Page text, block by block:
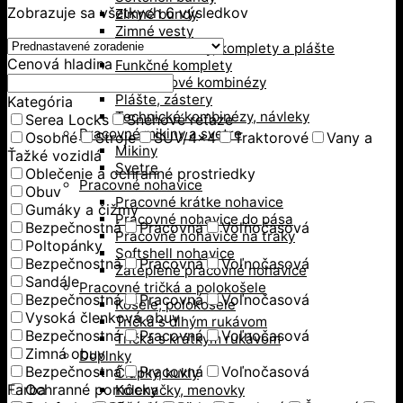
Zimné bundy
Zimné vesty
Pracovné kombinézy, komplety a plášte
Funkčné komplety
Monterkové kombinézy
Plášte, zástery
Technické kombinézy, návleky
Pracovné mikiny a svetre
Mikiny
Svetre
Pracovné nohavice
Pracovné krátke nohavice
Pracovné nohavice do pása
Pracovné nohavice na traky
Softshell nohavice
Zateplené pracovné nohavice
Pracovné tričká a polokošele
Košele, polokošele
Tričká s dlhým rukávom
Tričká s krátkym rukávom
Doplnky
Čiapky, kukly
Kolenačky, menovky
Zobrazuje sa všetkych 6 výsledkov
Cenová hladina
Kategória
Serea Locks
Snehové reťaze
Osobné
Stroje SUV/4x4 Traktorové
Vany a
Ťažké vozidlá
Oblečenie a ochranné prostriedky
Obuv
Gumáky a čižmy
Bezpečnostná
Pracovná
Voľnočasová
Poltopánky
Bezpečnostná
Pracovná
Voľnočasová
Sandále
Bezpečnostná
Pracovná
Voľnočasová
Vysoká členková obuv
Bezpečnostná
Pracovná
Voľnočasová
Zimná obuv
Bezpečnostná
Pracovná
Voľnočasová
Ochranné pomôcky
Farba